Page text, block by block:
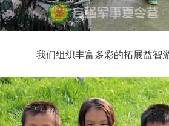
我们组织丰富多彩的拓展益智